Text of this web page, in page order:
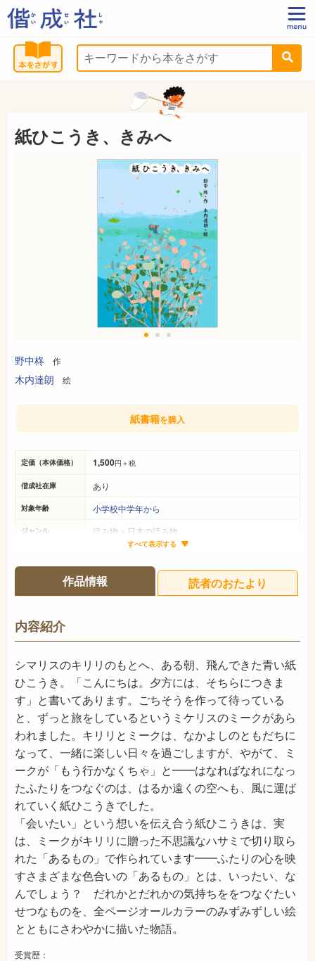
紙ひこうき、きみへ
野中柊 作
木内達朗 絵
定価（本体価格） 1,500円＋税
偕成社在庫 あり
対象年齢 小学校中学年から
ジャンル 読み物 > 日本の読み物
56ページ
ISBN 978-4-03-528580-9
NDC
発売日 2020年3月
すべて表示する
紙書籍を購入
作品情報 読者のおたより
内容紹介
シマリスのキリリのもとへ、ある朝、飛んできた青い紙
ひこうき。「こんにちは。夕方には、そちらにつきま
す」と書いてあります。ごちそうを作って待っている
と、ずっと旅をしているというミケリスのミークがあら
われました。キリリとミークは、なかよしのともだちに
なって、一緒に楽しい日々を過ごしますが、やがて、ミ
ークが「もう行かなくちゃ」と━━はなればなれになっ
たふたりをつなぐのは、はるか遠くの空へも、風に運ば
れていく紙ひこうきでした。
「会いたい」という想いを伝え合う紙ひこうきは、実
は、ミークがキリリに贈った不思議なハサミで切り取ら
れた「あるもの」で作られています━━ふたりの心を映
すさまざまな色合いの「あるもの」とは、いったい、な
んでしょう？ だれかとだれかの気持ちををつなぐたい
せつなものを、全ページオールカラーのみずみずしい絵
とともにさわやかに描いた物語。
受賞歴：